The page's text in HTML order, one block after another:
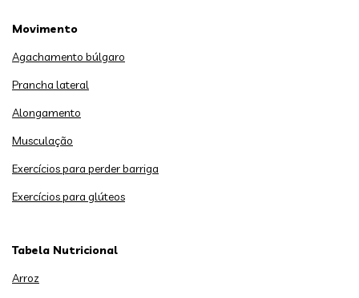
Movimento
Agachamento búlgaro
Prancha lateral
Alongamento
Musculação
Exercícios para perder barriga
Exercícios para glúteos
Tabela Nutricional
Arroz